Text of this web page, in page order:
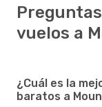
vuelos a
¿Cuál es la
baratos a